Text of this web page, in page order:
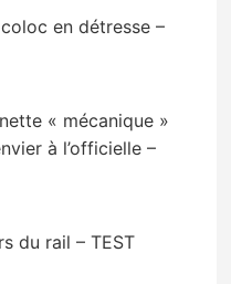
coloc en détresse –
« mécanique »
à l’officielle –
du rail – TEST